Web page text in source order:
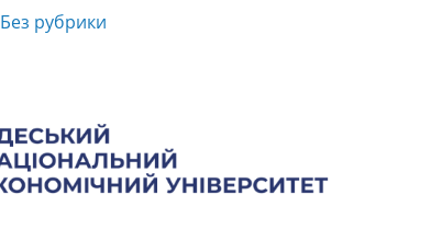
Без рубрики